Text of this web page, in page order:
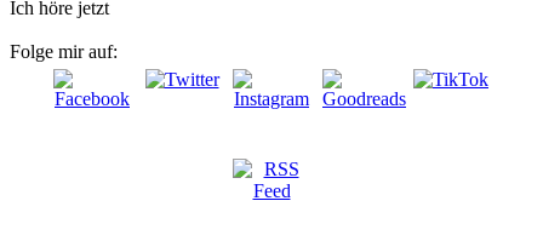
Ich höre jetzt
Folge mir auf: